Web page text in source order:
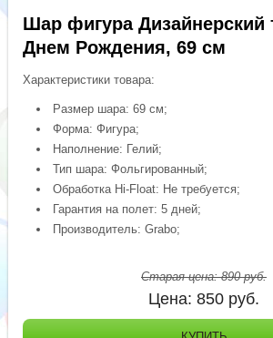
Шар фигура Дизайнерский
Днем Рождения, 69 см
Характеристики товара:
Размер шара: 69 см;
Форма: Фигура;
Наполнение: Гелий;
Тип шара: Фольгированный;
Обработка Hi-Float: Не требуется;
Гарантия на полет: 5 дней;
Производитель: Grabo;
Старая цена:890руб.
Цена: 850 руб.